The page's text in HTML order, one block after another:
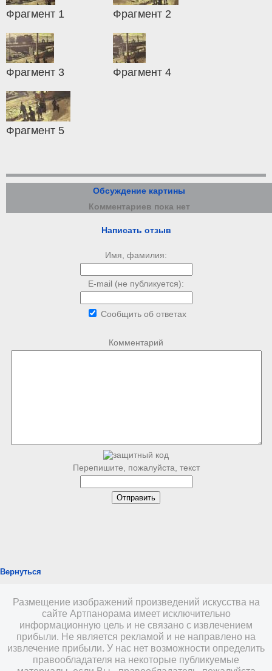
Фрагмент 1 Фрагмент 2
Фрагмент 3 Фрагмент 4
Фрагмент 5
Обсуждение картины
Комментариев пока нет
Написать отзыв
Имя, фамилия:
E-mail (не публикуется):
Сообщить об ответах
Комментарий
Перепишите, пожалуйста, текст
Вернуться
Размещение изображений произведений искусства на
сайте Артпанорама имеет исключительно
информационную цель и не связано с извлечением
прибыли. Не является рекламой и не направлено на
извлечение прибыли. У нас нет возможности определить
правообладателя на некоторые публикуемые